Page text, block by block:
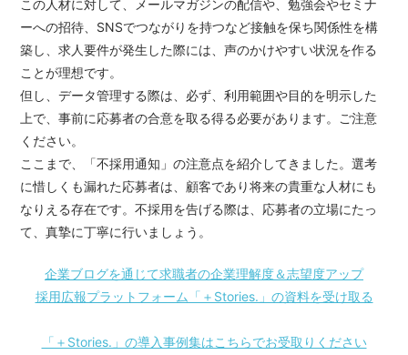
この人材に対して、メールマガジンの配信や、勉強会やセミナ
ーへの招待、SNSでつながりを持つなど接触を保ち関係性を構
築し、求人要件が発生した際には、声のかけやすい状況を作る
ことが理想です。
但し、データ管理する際は、必ず、利用範囲や目的を明示した
上で、事前に応募者の合意を取る得る必要があります。ご注意
ください。
ここまで、「不採用通知」の注意点を紹介してきました。選考
に惜しくも漏れた応募者は、顧客であり将来の貴重な人材にも
なりえる存在です。不採用を告げる際は、応募者の立場にたっ
て、真摯に丁寧に行いましょう。
企業ブログを通じて求職者の企業理解度＆志望度アップ
採用広報プラットフォーム「＋Stories.」の資料を受け取る
「＋Stories.」の導入事例集はこちらでお受取りください